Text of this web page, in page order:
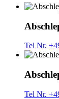
Tel Nr.
Tel Nr.